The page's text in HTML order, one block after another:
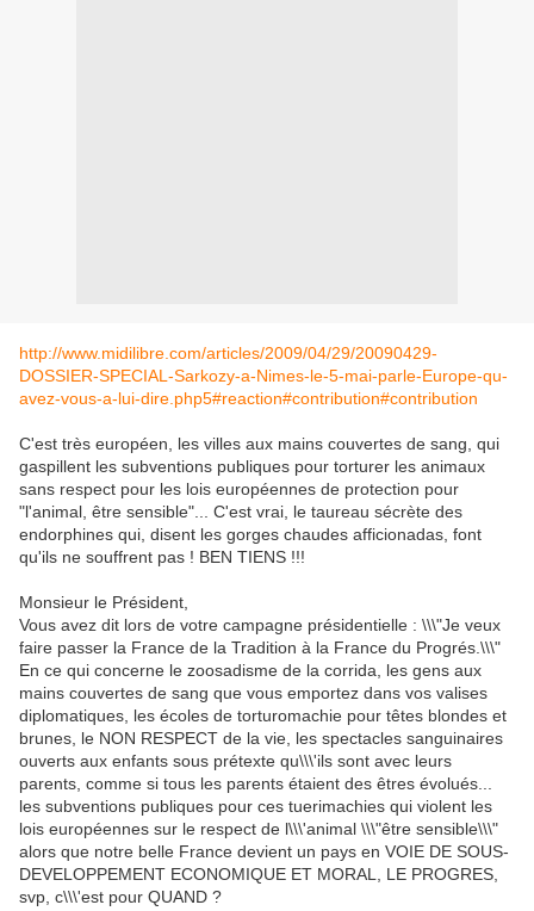
http://www.midilibre.com/articles/2009/04/29/20090429-
DOSSIER-SPECIAL-Sarkozy-a-Nimes-le-5-mai-parle-Europe-qu-
avez-vous-a-lui-dire.php5#reaction#contribution#contribution
C'est très européen, les villes aux mains couvertes de sang, qui
gaspillent les subventions publiques pour torturer les animaux
sans respect pour les lois européennes de protection pour
"l'animal, être sensible"... C'est vrai, le taureau sécrète des
endorphines qui, disent les gorges chaudes afficionadas, font
qu'ils ne souffrent pas ! BEN TIENS !!!
Monsieur le Président,
Vous avez dit lors de votre campagne présidentielle : \\\"Je veux
faire passer la France de la Tradition à la France du Progrés.\\\"
En ce qui concerne le zoosadisme de la corrida, les gens aux
mains couvertes de sang que vous emportez dans vos valises
diplomatiques, les écoles de torturomachie pour têtes blondes et
brunes, le NON RESPECT de la vie, les spectacles sanguinaires
ouverts aux enfants sous prétexte qu\\\'ils sont avec leurs
parents, comme si tous les parents étaient des êtres évolués...
les subventions publiques pour ces tuerimachies qui violent les
lois européennes sur le respect de l\\\'animal \\\"être sensible\\\"
alors que notre belle France devient un pays en VOIE DE SOUS-
DEVELOPPEMENT ECONOMIQUE ET MORAL, LE PROGRES,
svp, c\\\'est pour QUAND ?